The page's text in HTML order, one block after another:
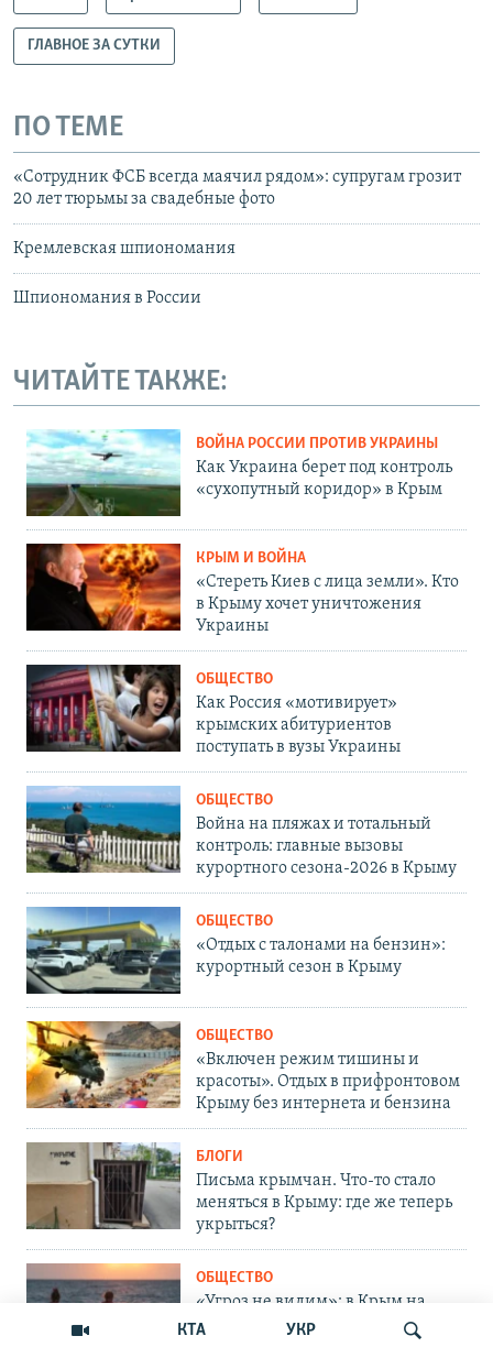
КТА УКР
ГЛАВНОЕ ЗА СУТКИ
ПО ТЕМЕ
«Сотрудник ФСБ всегда маячил рядом»: супругам грозит
20 лет тюрьмы за свадебные фото
Кремлевская шпиономания
Шпиономания в России
ЧИТАЙТЕ ТАКЖЕ:
ВОЙНА РОССИИ ПРОТИВ УКРАИНЫ
Как Украина берет под контроль
«сухопутный коридор» в Крым
КРЫМ И ВОЙНА
«Стереть Киев с лица земли». Кто
в Крыму хочет уничтожения
Украины
ОБЩЕСТВО
Как Россия «мотивирует»
крымских абитуриентов
поступать в вузы Украины
ОБЩЕСТВО
Война на пляжах и тотальный
контроль: главные вызовы
курортного сезона-2026 в Крыму
ОБЩЕСТВО
«Отдых с талонами на бензин»:
курортный сезон в Крыму
ОБЩЕСТВО
«Включен режим тишины и
красоты». Отдых в прифронтовом
Крыму без интернета и бензина
БЛОГИ
Письма крымчан. Что-то стало
меняться в Крыму: где же теперь
укрыться?
ОБЩЕСТВО
«Угроз не видим»: в Крым на
отдых и оздоровление завезут